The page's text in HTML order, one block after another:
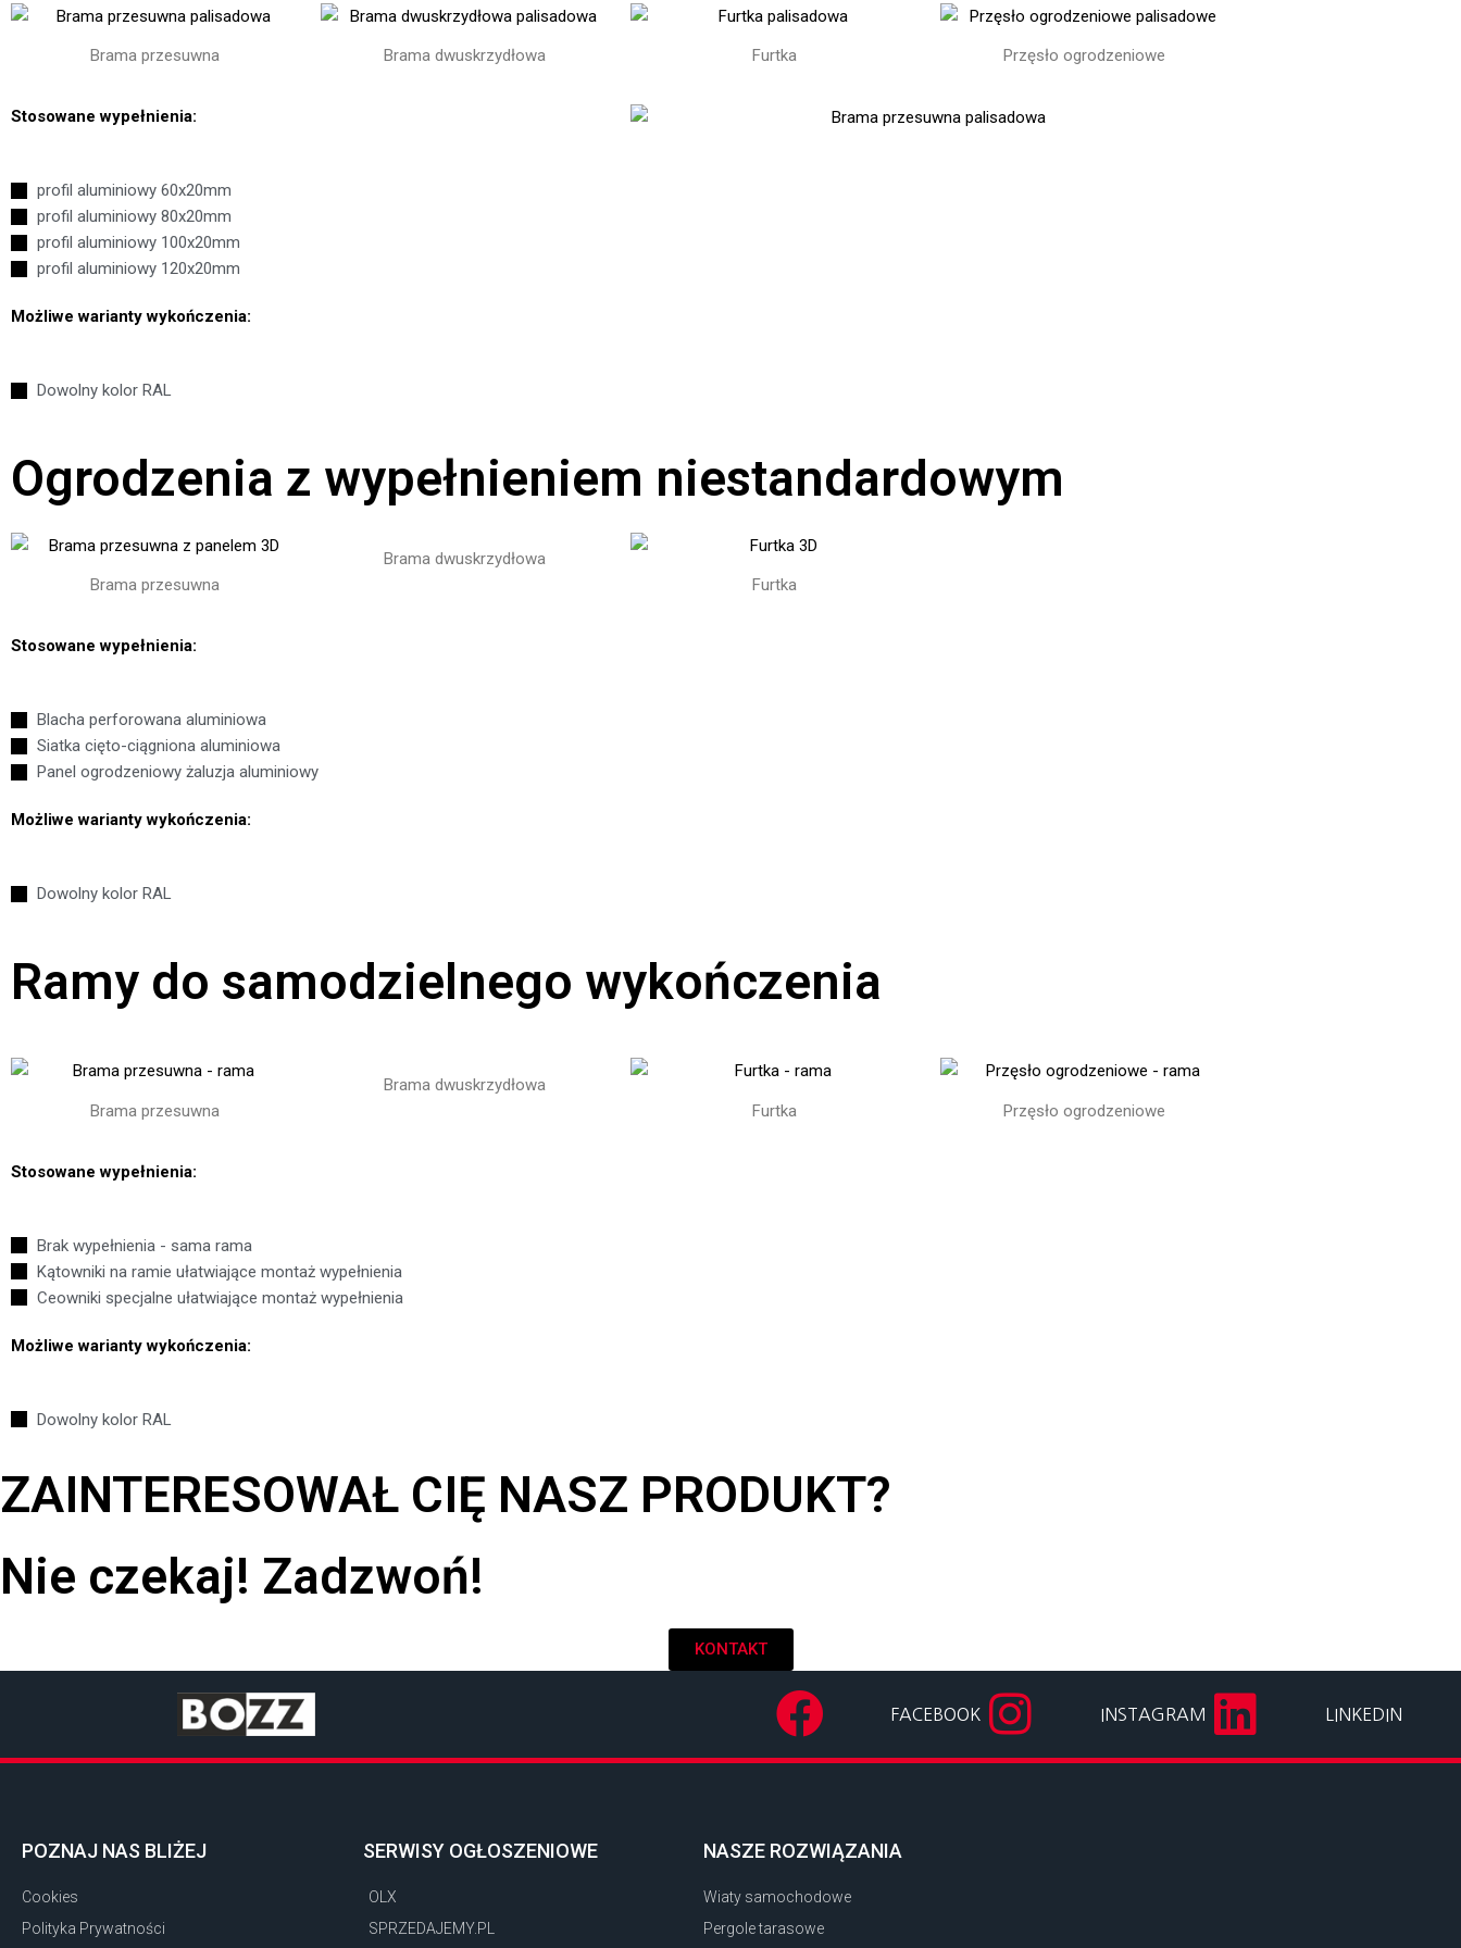
Brama przesuwna Brama dwuskrzydłowa Furtka Przęsło ogrodzeniowe
Stosowane wypełnienia:
profil aluminiowy 60x20mm
profil aluminiowy 80x20mm
profil aluminiowy 100x20mm
profil aluminiowy 120x20mm
Możliwe warianty wykończenia:
Dowolny kolor RAL
Ogrodzenia z wypełnieniem niestandardowym
Brama przesuwna
Brama dwuskrzydłowa
Furtka
Stosowane wypełnienia:
Blacha perforowana aluminiowa
Siatka cięto-ciągniona aluminiowa
Panel ogrodzeniowy żaluzja aluminiowy
Możliwe warianty wykończenia:
Dowolny kolor RAL
Ramy do samodzielnego wykończenia
Brama przesuwna
Brama dwuskrzydłowa
Furtka
Przęsło ogrodzeniowe
Stosowane wypełnienia:
Brak wypełnienia - sama rama
Kątowniki na ramie ułatwiające montaż wypełnienia
Ceowniki specjalne ułatwiające montaż wypełnienia
Możliwe warianty wykończenia:
Dowolny kolor RAL
ZAINTERESOWAŁ CIĘ NASZ PRODUKT?
Nie czekaj! Zadzwoń!
KONTAKT
FACEBOOK INSTAGRAM LINKEDIN
POZNAJ NAS BLIŻEJ
Cookies
Polityka Prywatności
SERWISY OGŁOSZENIOWE
OLX
SPRZEDAJEMY.PL
NASZE ROZWIĄZANIA
Wiaty samochodowe
Pergole tarasowe